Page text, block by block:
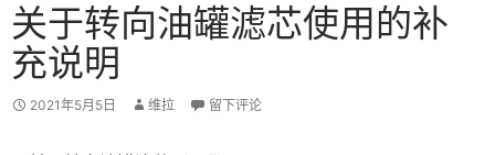
关于转向油罐滤芯使用的补
充说明
2021年5月5日 维拉 留下评论